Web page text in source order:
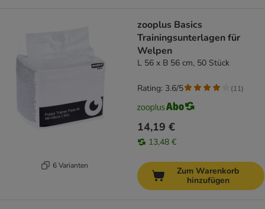
6 Varianten
zooplus Basics
Trainingsunterlagen für
Welpen
L 56 x B 56 cm, 50 Stück
14,19 €
13,48 €
Rating: 3.6/5 (11)
Zum Warenkorb
hinzufügen